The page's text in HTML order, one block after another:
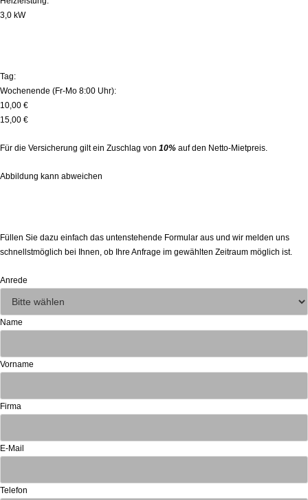
3,0 kW
Tag:
Wochenende (Fr-Mo 8:00 Uhr):
10,00 €
15,00 €
Für die Versicherung gilt ein Zuschlag von 10% auf den Netto-Mietpreis.
Abbildung kann abweichen
Füllen Sie dazu einfach das untenstehende Formular aus und wir melden uns
schnellstmöglich bei Ihnen, ob Ihre Anfrage im gewählten Zeitraum möglich ist.
Anrede
Name
Vorname
Firma
E-Mail
Telefon